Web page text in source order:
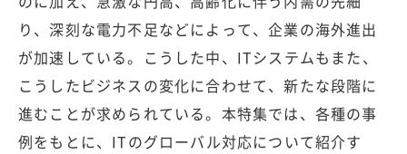
り、深刻な電力不足などによって、企業の海外進出
が加速している。こうした中、ITシステムもまた、
こうしたビジネスの変化に合わせて、新たな段階に
進むことが求められている。本特集では、各種の事
例をもとに、ITのグローバル対応について紹介す